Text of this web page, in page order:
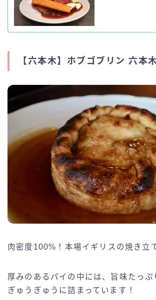
【六本木】ホブゴブリン 六本
肉密度100%！本場イギリスの焼き立
厚みのあるパイの中には、旨味たっぷ
ぎゅうぎゅうに詰まっています！